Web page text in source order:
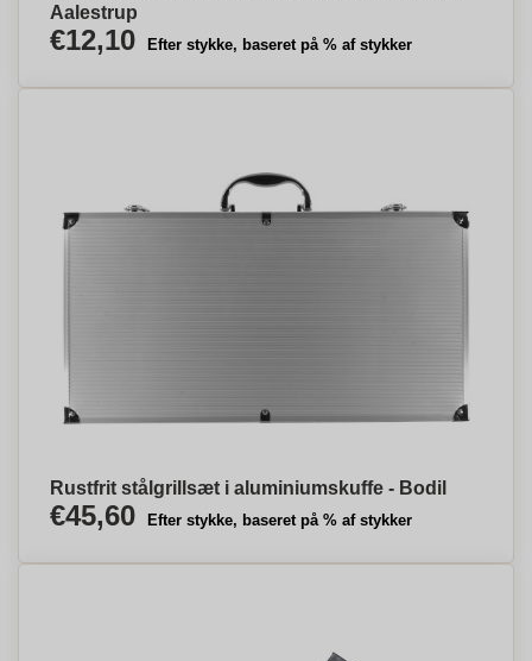
Aalestrup
€12,10 Efter stykke, baseret på % af stykker
Rustfrit stålgrillsæt i aluminiumskuffe - Bodil
€45,60 Efter stykke, baseret på % af stykker